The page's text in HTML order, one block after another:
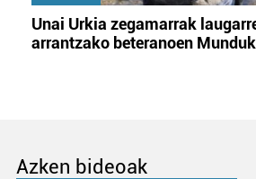
Unai Urkia zegamarrak
arrantzako beteranoen
Azken bideoak